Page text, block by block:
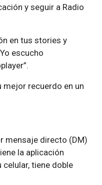
y seguir a Radio
en tus stories y
escucho
recuerdo en un
mensaje directo (DM)
la aplicación
tiene doble